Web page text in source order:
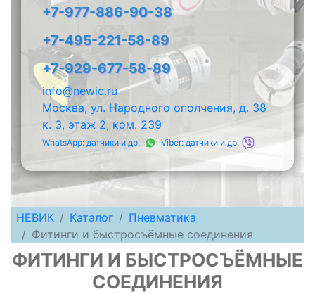
+7-977-886-90-38
+7-495-221-58-89
+7-929-677-58-89
info@newic.ru
Москва, ул. Народного ополчения, д. 38
к. 3, этаж 2, ком. 239
WhatsApp: датчики и др. Viber: датчики и др.
НЕВИК Каталог
Пневматика
Фитинги и быстросъёмные соединения
ФИТИНГИ И БЫСТРОСЪЁМНЫЕ
СОЕДИНЕНИЯ